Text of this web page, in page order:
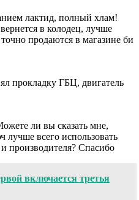
лактид, полный хлам!
в колодец, лучше
продаются в магазине би
прокладку ГБЦ, двигатель
ли вы сказать мне,
лучше всего использовать
производителя? Спасибо
включается третья